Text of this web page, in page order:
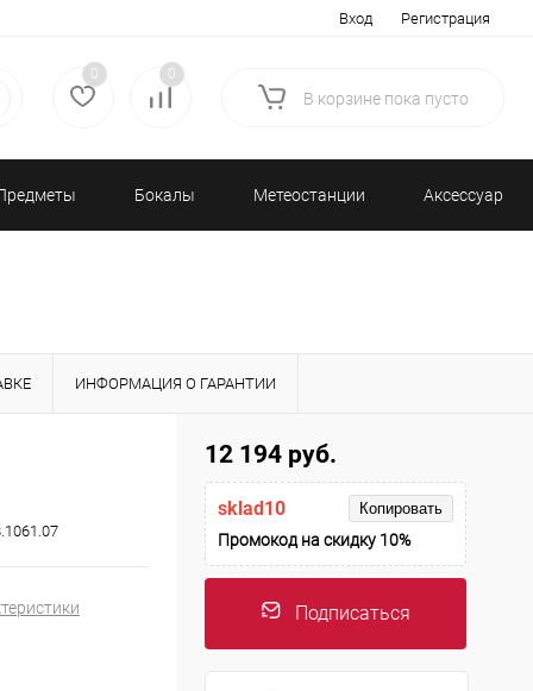
Вход Регистрация
0 0
В корзине пока пусто
Бокалы Метеостанции Аксессуары/
ИНФОРМАЦИЯ О ГАРАНТИИ
12 194 руб.
sklad10 Копировать
Промокод на скидку 10%
Подписаться